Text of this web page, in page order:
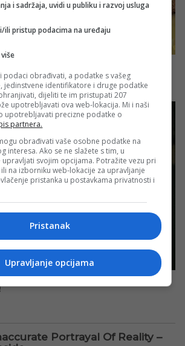
i sadržaja, uvidi u publiku i razvoj usluga
ili pristup podacima na uređaju
podaci obrađivati, a podatke s vašeg
jedinstvene identifikatore i druge podatke
dijeliti te im pristupati 207
upotrebljavati ova web-lokacija. Mi i naši
upotrebljavati precizne podatke o
partnera.
obrađivati vaše osobne podatke na
interesa. Ako se ne slažete s tim, u
upravljati svojim opcijama. Potražite vezu pri
na izborniku web-lokacije za upravljanje
pristanka u postavkama privatnosti i
Pristanak
Upravljanje opcijama